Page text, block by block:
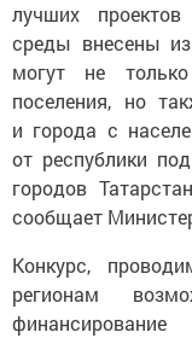
лучших
среды внесены
могут не
поселения, но
и города с
от республики
городов
сообщает
Конкурс,
регионам